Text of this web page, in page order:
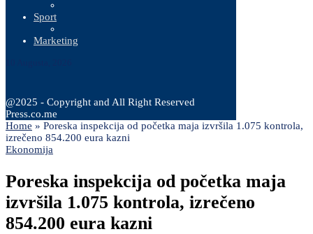
Sport
Marketing
@2025 - Copyright and All Right Reserved
Press.co.me
Home » Poreska inspekcija od početka maja izvršila 1.075 kontrola,
izrečeno 854.200 eura kazni
Ekonomija
Poreska inspekcija od početka maja
izvršila 1.075 kontrola, izrečeno
854.200 eura kazni